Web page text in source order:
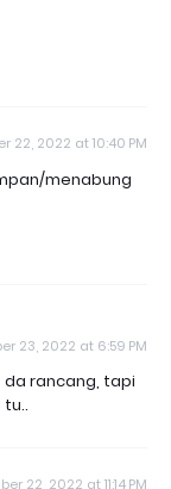
22, 2022 at 10:40 PM
menabung
23, 2022 at 6:59 PM
rancang, tapi
22, 2022 at 11:14 PM